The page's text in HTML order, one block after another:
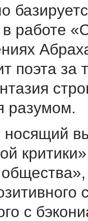
работе
поэта за
разумом.
с